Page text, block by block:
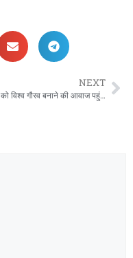
NEXT
सिरपुर को विश्व गौरव बनाने की आवाज पहुंची दिल्ली तक,,,,,,,, “सिरपुर को विश्व गौरव बनाने लोकसभा में सांसद रूपकुमारी चौधरी ने उठाई आवाज,,,,,,